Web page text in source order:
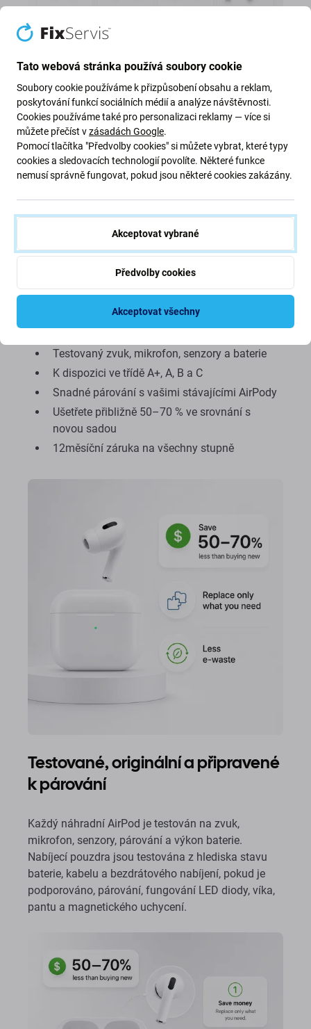
Náhradní levé a pravé AirPods
Ztratili jste jeden AirPod, poškodili jste ho nebo jste
si všimli slabší výdrže baterie? Kupte si samostatný
levý nebo pravý AirPod, který odpovídá vaší stávající
sadě. Po jednoduchém spárování bude fungovat
Testovaný zvuk, mikrofon, senzory a baterie
K dispozici ve třídě A+, A, B a C
Snadné párování s vašimi stávajícími AirPody
Ušetřete přibližně 50–70 % ve srovnání s
novou sadou
12měsíční záruka na všechny stupně
Testované, originální a připravené
k párování
Každý náhradní AirPod je testován na zvuk,
mikrofon, senzory, párování a výkon baterie.
Nabíjecí pouzdra jsou testována z hlediska stavu
baterie, kabelu a bezdrátového nabíjení, pokud je
podporováno, párování, fungování LED diody, víka,
pantu a magnetického uchycení.
Tato webová stránka používá soubory cookie
Soubory cookie používáme k přizpůsobení obsahu a reklam,
poskytování funkcí sociálních médií a analýze návštěvnosti.
Cookies používáme také pro personalizaci reklamy — více si
můžete přečíst vzásadách Google.
Pomocí tlačítka "Předvolby cookies" si můžete vybrat, které typy
cookies a sledovacích technologií povolíte. Některé funkce
nemusí správně fungovat, pokud jsou některé cookies zakázány.
Akceptovat vybrané
Předvolby cookies
Akceptovat všechny